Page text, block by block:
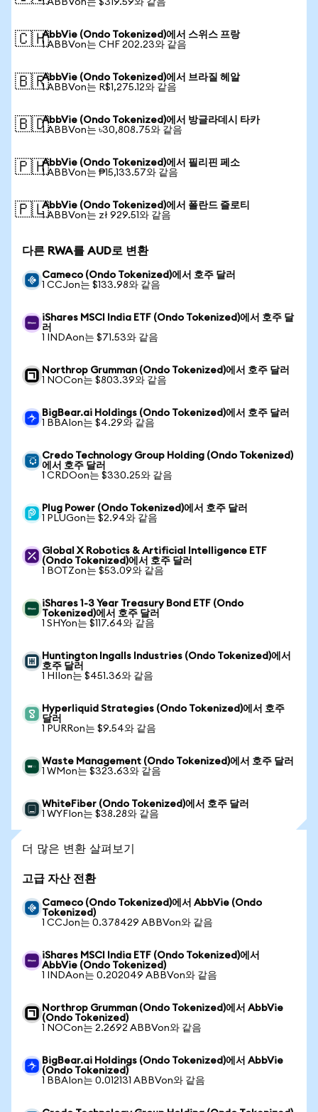
1 ABBVon는 $319.59와 같음
🇨🇭AbbVie (Ondo Tokenized)에서 스위스 프랑
1 ABBVon는 CHF 202.23와 같음
🇧🇷AbbVie (Ondo Tokenized)에서 브라질 헤알
1 ABBVon는 R$1,275.12와 같음
🇧🇩AbbVie (Ondo Tokenized)에서 방글라데시 타카
1 ABBVon는 ৳30,808.75와 같음
🇵🇭AbbVie (Ondo Tokenized)에서 필리핀 페소
1 ABBVon는 ₱15,133.57와 같음
🇵🇱AbbVie (Ondo Tokenized)에서 폴란드 즐로티
1 ABBVon는 zł 929.51와 같음
다른 RWA를 AUD로 변환
Cameco (Ondo Tokenized)에서 호주 달러
1 CCJon는 $133.98와 같음
iShares MSCI India ETF (Ondo Tokenized)에서 호주 달
러
1 INDAon는 $71.53와 같음
Northrop Grumman (Ondo Tokenized)에서 호주 달러
1 NOCon는 $803.39와 같음
BigBear.ai Holdings (Ondo Tokenized)에서 호주 달러
1 BBAIon는 $4.29와 같음
Credo Technology Group Holding (Ondo Tokenized)
에서 호주 달러
1 CRDOon는 $330.25와 같음
Plug Power (Ondo Tokenized)에서 호주 달러
1 PLUGon는 $2.94와 같음
Global X Robotics & Artificial Intelligence ETF
(Ondo Tokenized)에서 호주 달러
1 BOTZon는 $53.09와 같음
iShares 1-3 Year Treasury Bond ETF (Ondo
Tokenized)에서 호주 달러
1 SHYon는 $117.64와 같음
Huntington Ingalls Industries (Ondo Tokenized)에서
호주 달러
1 HIIon는 $451.36와 같음
Hyperliquid Strategies (Ondo Tokenized)에서 호주
달러
1 PURRon는 $9.54와 같음
Waste Management (Ondo Tokenized)에서 호주 달러
1 WMon는 $323.63와 같음
WhiteFiber (Ondo Tokenized)에서 호주 달러
1 WYFIon는 $38.28와 같음
더 많은 변환 살펴보기
고급 자산 전환
Cameco (Ondo Tokenized)에서 AbbVie (Ondo
Tokenized)
1 CCJon는 0.378429 ABBVon와 같음
iShares MSCI India ETF (Ondo Tokenized)에서
AbbVie (Ondo Tokenized)
1 INDAon는 0.202049 ABBVon와 같음
Northrop Grumman (Ondo Tokenized)에서 AbbVie
(Ondo Tokenized)
1 NOCon는 2.2692 ABBVon와 같음
BigBear.ai Holdings (Ondo Tokenized)에서 AbbVie
(Ondo Tokenized)
1 BBAIon는 0.012131 ABBVon와 같음